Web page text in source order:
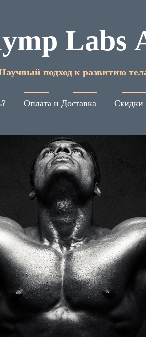
Labs
подход к развитию
Оплата и Доставка Скидки